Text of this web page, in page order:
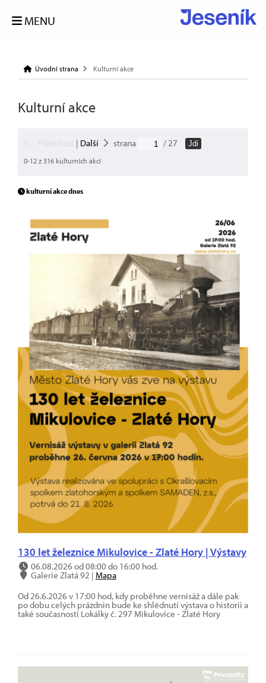
MENU
Úvodní strana Kulturní akce
Kulturní akce
| Další strana / 27
Jdi
0-12 z 316 kulturních akcí
kulturní akce dnes
130 let železnice Mikulovice - Zlaté Hory | Výstavy
06.08.2026 od 08:00 do 16:00 hod.
Galerie Zlatá 92 | Mapa
Od 26.6.2026 v 17:00 hod, kdy proběhne vernisáž a dále pak
po dobu celých prázdnin bude ke shlédnutí výstava o historii a
také současnosti Lokálky č. 297 Mikulovice - Zlaté Hory